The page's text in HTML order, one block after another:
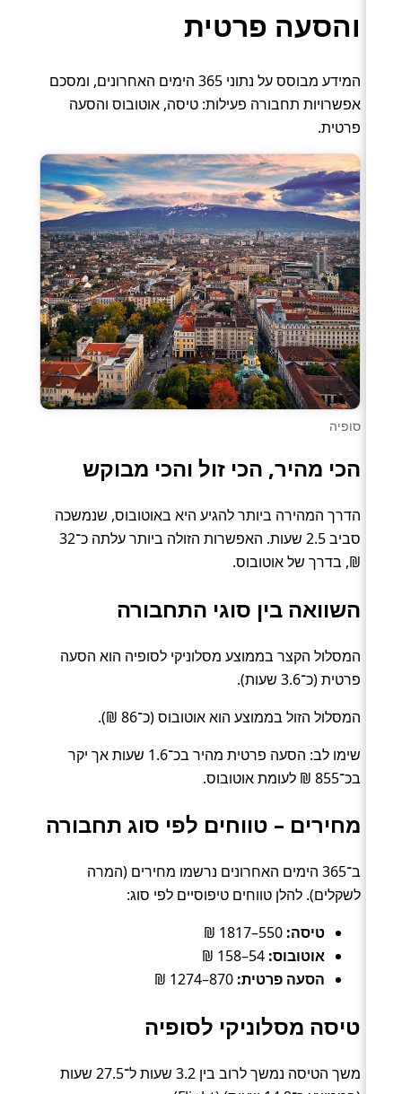
והסעה פרטית
המידע מבוסס על נתוני 365 הימים האחרונים, ומסכם
אפשרויות תחבורה פעילות: טיסה, אוטובוס והסעה
פרטית.
סופיה
הכי מהיר, הכי זול והכי מבוקש
הדרך המהירה ביותר להגיע היא באוטובוס, שנמשכה
סביב 2.5 שעות. האפשרות הזולה ביותר עלתה כ־32
₪, בדרך של אוטובוס.
השוואה בין סוגי התחבורה
המסלול הקצר בממוצע מסלוניקי לסופיה הוא הסעה
פרטית (כ־3.6 שעות).
המסלול הזול בממוצע הוא אוטובוס (כ־86 ₪).
שימו לב: הסעה פרטית מהיר בכ־1.6 שעות אך יקר
בכ־855 ₪ לעומת אוטובוס.
מחירים – טווחים לפי סוג תחבורה
ב־365 הימים האחרונים נרשמו מחירים (המרה
לשקלים). להלן טווחים טיפוסיים לפי סוג:
טיסה:
אוטובוס:
הסעה פרטית:
טיסה מסלוניקי לסופיה
משך הטיסה נמשך לרוב בין 3.2 שעות ל־27.5 שעות